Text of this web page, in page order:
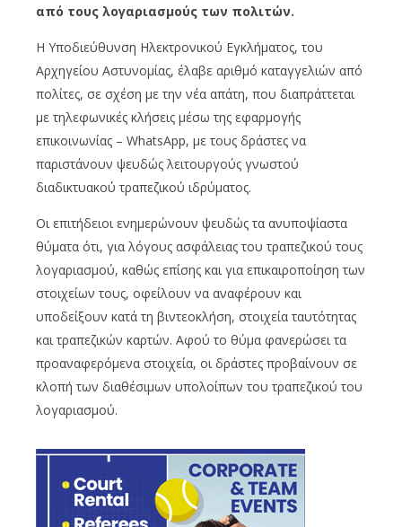
από τους λογαριασμούς των πολιτών.
H Υποδιεύθυνση Ηλεκτρονικού Εγκλήματος, του
Αρχηγείου Αστυνομίας, έλαβε αριθμό καταγγελιών από
πολίτες, σε σχέση με την νέα απάτη, που διαπράττεται
με τηλεφωνικές κλήσεις μέσω της εφαρμογής
επικοινωνίας – WhatsApp, με τους δράστες να
παριστάνουν ψευδώς λειτουργούς γνωστού
διαδικτυακού τραπεζικού ιδρύματος.
Οι επιτήδειοι ενημερώνουν ψευδώς τα ανυποψίαστα
θύματα ότι, για λόγους ασφάλειας του τραπεζικού τους
λογαριασμού, καθώς επίσης και για επικαιροποίηση των
στοιχείων τους, οφείλουν να αναφέρουν και
υποδείξουν κατά τη βιντεοκλήση, στοιχεία ταυτότητας
και τραπεζικών καρτών. Αφού το θύμα φανερώσει τα
προαναφερόμενα στοιχεία, οι δράστες προβαίνουν σε
κλοπή των διαθέσιμων υπολοίπων του τραπεζικού του
λογαριασμού.